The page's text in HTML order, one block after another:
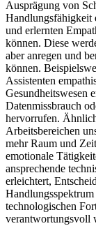
Ausprägung von
Handlungsfähigkeit
und erlernten
können. Diese
aber anregen und
können.
Assistenten
Gesundheitswesen
Datenmissbrauch
hervorrufen.
Arbeitsbereichen
mehr Raum und
emotionale
ansprechende
erleichtert,
technologischen
verantwortungsvoll